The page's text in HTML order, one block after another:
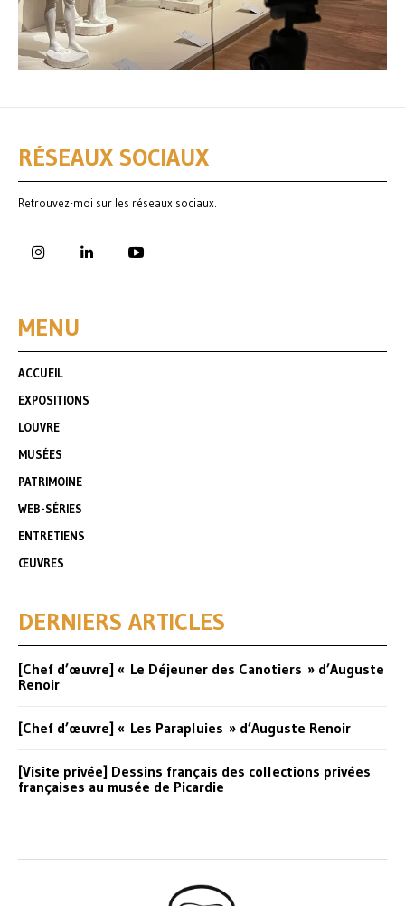
RÉSEAUX SOCIAUX
Retrouvez-moi sur les réseaux sociaux.
MENU
ACCUEIL
EXPOSITIONS
LOUVRE
MUSÉES
PATRIMOINE
WEB-SÉRIES
ENTRETIENS
ŒUVRES
DERNIERS ARTICLES
[Chef d’œuvre] « Le Déjeuner des Canotiers » d’Auguste
Renoir
[Chef d’œuvre] « Les Parapluies » d’Auguste Renoir
[Visite privée] Dessins français des collections privées
françaises au musée de Picardie